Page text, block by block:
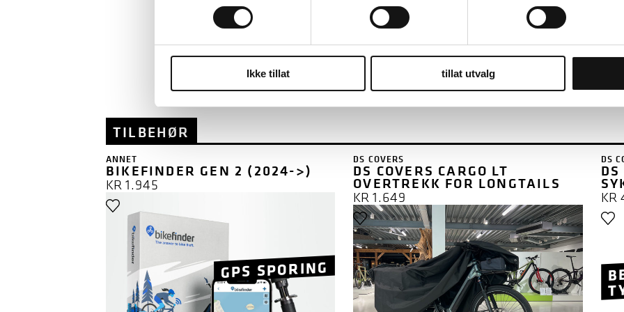
Ikke tillat tillat utvalg
KOSTNADSFRITT ELLER VELGE
TILBEHØR
GPS SPORING
ANNET
BIKEFINDER GEN 2 (2024->)
KR 1.945
DS COVERS
DS COVERS CARGO LT
OVERTREKK FOR LONGTAILS
KR 1.649
DS
KR